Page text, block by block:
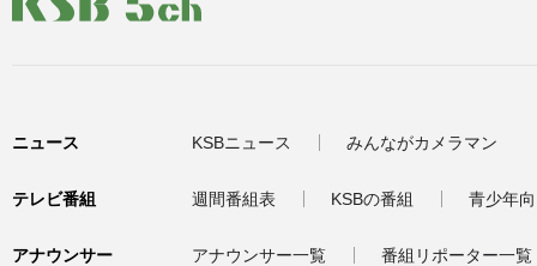
ニュース KSBニュース みんながカメラマン
テレビ番組 週間番組表 KSBの番組 青少年
アナウンサー アナウンサー一覧 番組リポーター一覧